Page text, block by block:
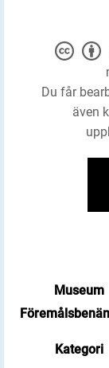
gränsen
skivorna
Soproni
Museum
Kategori
Du får
även